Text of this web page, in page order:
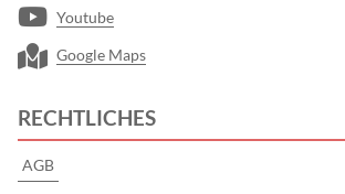
Youtube
Google Maps
RECHTLICHES
AGB